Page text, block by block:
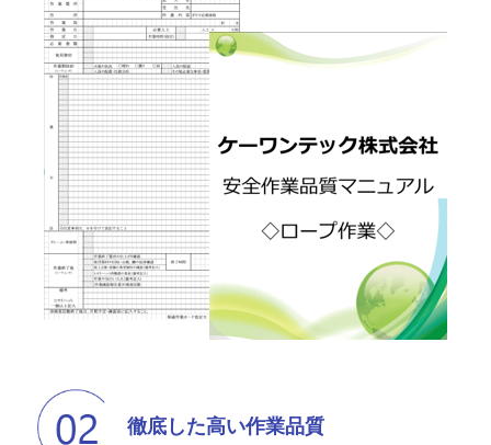
徹底した高い作業品質